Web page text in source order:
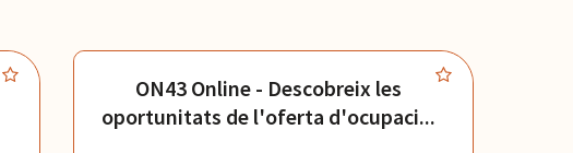
ON43 Online - Descobreix les
oportunitats de l'oferta d'ocupaci...